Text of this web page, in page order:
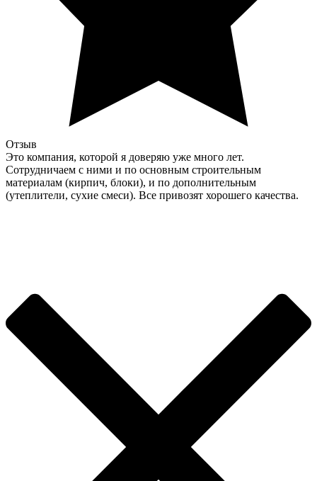
Отзыв
Это компания, которой я доверяю уже много лет.
Сотрудничаем с ними и по основным строительным
материалам (кирпич, блоки), и по дополнительным
(утеплители, сухие смеси). Все привозят хорошего качества.